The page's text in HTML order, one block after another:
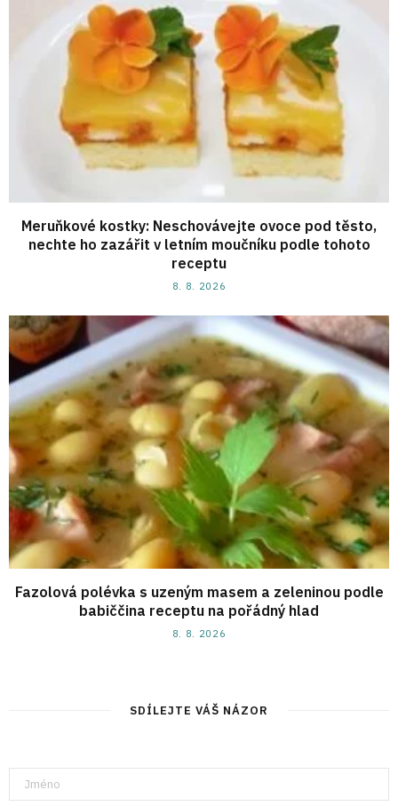
Meruňkové kostky: Neschovávejte ovoce pod těsto,
nechte ho zazářit v letním moučníku podle tohoto
receptu
8. 8. 2026
Fazolová polévka s uzeným masem a zeleninou podle
babiččina receptu na pořádný hlad
8. 8. 2026
SDÍLEJTE VÁŠ NÁZOR